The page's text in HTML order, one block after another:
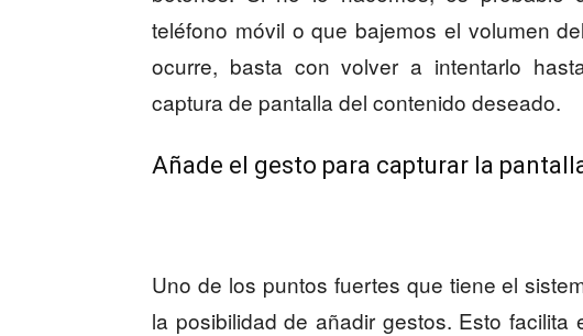
teléfono móvil o que bajemos el volumen
ocurre, basta con volver a intentarlo
captura de pantalla del contenido deseado.
Añade el gesto para capturar la
Uno de los puntos fuertes que tiene el
la posibilidad de añadir gestos. Esto